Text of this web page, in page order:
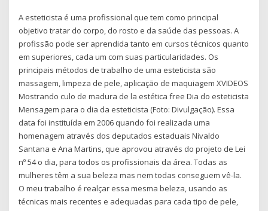
A esteticista é uma profissional que tem como principal
objetivo tratar do corpo, do rosto e da saúde das pessoas. A
profissão pode ser aprendida tanto em cursos técnicos quanto
em superiores, cada um com suas particularidades. Os
principais métodos de trabalho de uma esteticista são
massagem, limpeza de pele, aplicação de maquiagem XVIDEOS
Mostrando culo de madura de la estética free Dia do esteticista
Mensagem para o dia da esteticista (Foto: Divulgação). Essa
data foi instituída em 2006 quando foi realizada uma
homenagem através dos deputados estaduais Nivaldo
Santana e Ana Martins, que aprovou através do projeto de Lei
nº 54 o dia, para todos os profissionais da área. Todas as
mulheres têm a sua beleza mas nem todas conseguem vê-la.
O meu trabalho é realçar essa mesma beleza, usando as
técnicas mais recentes e adequadas para cada tipo de pele,